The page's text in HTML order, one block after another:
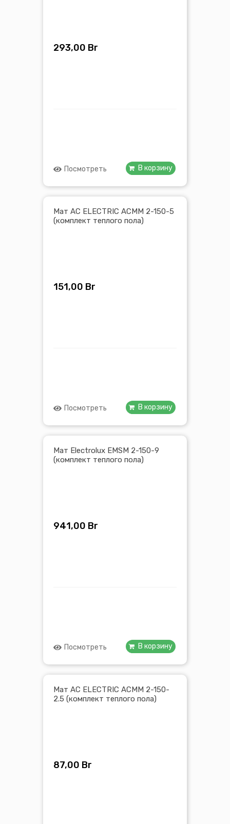
293,00 Br
Посмотреть В корзину
Мат AC ELECTRIC ACMM 2-150-5
(комплект теплого пола)
151,00 Br
Посмотреть В корзину
Мат Electrolux EMSM 2-150-9
(комплект теплого пола)
941,00 Br
Посмотреть В корзину
Мат AC ELECTRIC ACMM 2-150-
2.5 (комплект теплого пола)
87,00 Br